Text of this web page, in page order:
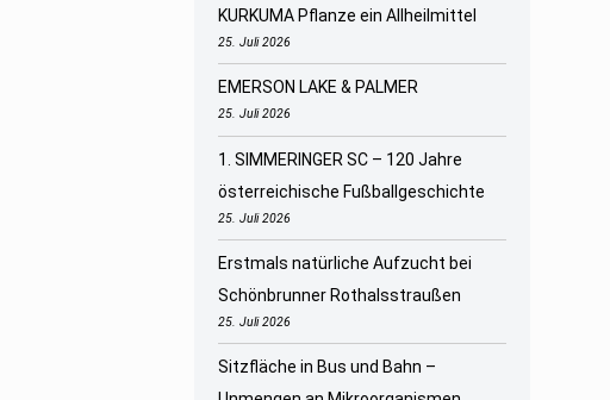
KURKUMA Pflanze ein Allheilmittel
25. Juli 2026
EMERSON LAKE & PALMER
25. Juli 2026
1. SIMMERINGER SC – 120 Jahre
österreichische Fußballgeschichte
25. Juli 2026
Erstmals natürliche Aufzucht bei
Schönbrunner Rothalsstraußen
25. Juli 2026
Sitzfläche in Bus und Bahn –